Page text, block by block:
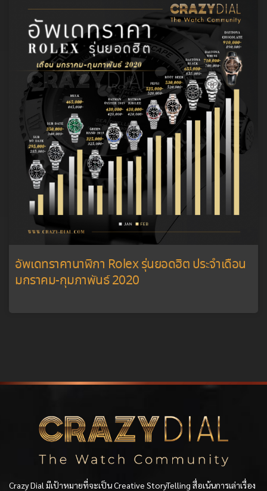
อัพเดทราคานาฬิกา Rolex รุ่นยอดฮิต ประจำเดือน
มกราคม-กุมภาพันธ์ 2020
Crazy Dial มีเป้าหมายที่จะเป็น Creative StoryTelling สื่อเน้นการเล่าเรื่อง